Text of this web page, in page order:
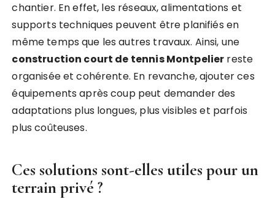
chantier. En effet, les réseaux, alimentations et
supports techniques peuvent être planifiés en
même temps que les autres travaux. Ainsi, une
construction court de tennis Montpelier reste
organisée et cohérente. En revanche, ajouter ces
équipements après coup peut demander des
adaptations plus longues, plus visibles et parfois
plus coûteuses.
Ces solutions sont-elles utiles pour un
terrain privé ?